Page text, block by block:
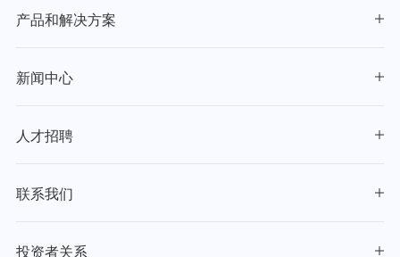
产品和解决方案
新闻中心
人才招聘
联系我们
投资者关系